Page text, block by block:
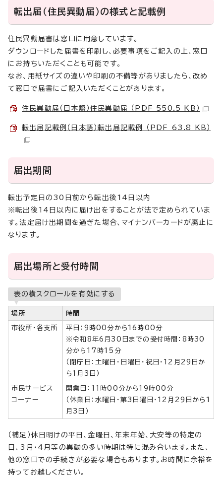
転出届（住民異動届）の様式と記載例
住民異動届書は窓口に用意しています。
ダウンロードした届書を印刷し、必要事項をご記入の上、窓口
にお持ちいただくことも可能です。
なお、用紙サイズの違いや印刷の不備等がありましたら、改め
て窓口で届書にご記入いただくことがあります。
住民異動届（日本語）住民異動届 （PDF 550.5 KB）
転出届記載例（日本語）転出届記載例 （PDF 63.8 KB）
届出期間
転出予定日の30日前から転出後14日以内
※転出後14日以内に届け出をすることが法で定められていま
す。法定届け出期間を過ぎた場合、マイナンバーカードが廃止に
なります。
届出場所と受付時間
表の横スクロールを有効にする
場所 時間
市役所・各支所
平日：9時00分から16時00分
※令和8年6月30日までの受付時間：8時30
分から17時15分
（閉庁日：土曜日・日曜日・祝日・12月29日か
ら1月3日）
市民サービス
コーナー
開業日：11時00分から19時00分
（休業日：水曜日・第3日曜日・12月29日から1
月3日）
（補足）休日明けの平日、金曜日、年末年始、大安等の特定の
日、3月・4月等の異動の多い時期は特に混み合います。また、
他の窓口での手続きが必要な場合もあります。お時間に余裕を
持ってお越しください。